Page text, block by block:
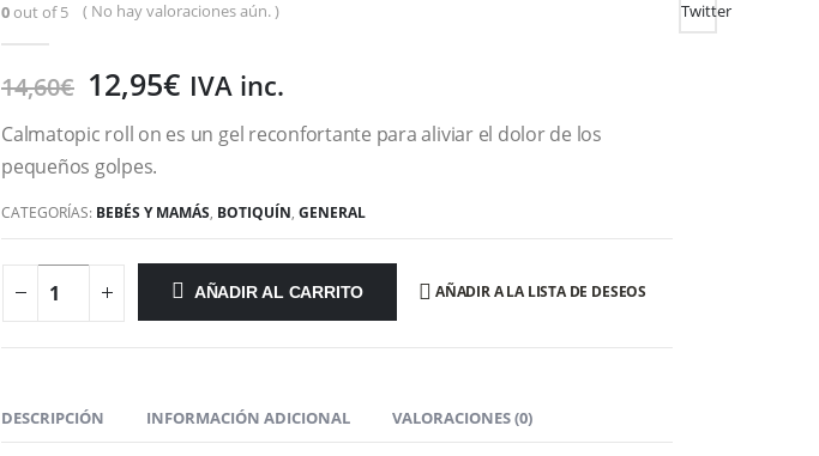
0out of 5 ( No hay valoraciones aún. )
14,60€ 12,95€ IVA inc.
Calmatopic roll on es un gel reconfortante para aliviar el dolor de los
pequeños golpes.
CATEGORÍAS: BEBÉS Y MAMÁS, BOTIQUÍN, GENERAL
AÑADIR AL CARRITO AÑADIR A LA LISTA DE DESEOS
Twitter
DESCRIPCIÓN INFORMACIÓN ADICIONAL VALORACIONES (0)